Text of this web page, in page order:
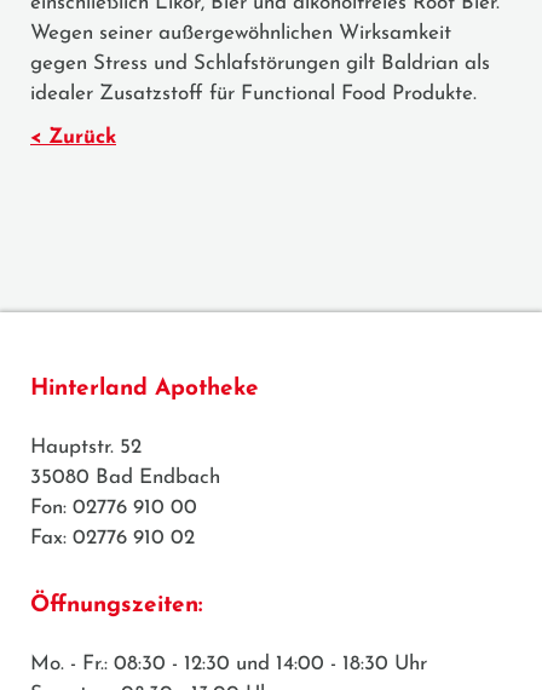
Wegen seiner außergewöhnlichen Wirksamkeit
gegen Stress und Schlafstörungen gilt Baldrian als
idealer Zusatzstoff für Functional Food Produkte.
< Zurück
Hinterland Apotheke
Hauptstr. 52
35080 Bad Endbach
Fon: 02776 910 00
Fax: 02776 910 02
Öffnungszeiten:
Mo. - Fr.: 08:30 - 12:30 und 14:00 - 18:30 Uhr